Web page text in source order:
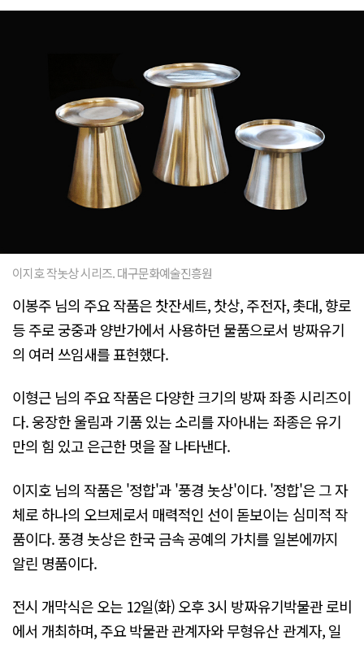
이지호 작놋상 시리즈. 대구문화예술진흥원
이봉주 님의 주요 작품은 찻잔세트, 찻상, 주전자, 촛대, 향로
등 주로 궁중과 양반가에서 사용하던 물품으로서 방짜유기
의 여러 쓰임새를 표현했다.
이형근 님의 주요 작품은 다양한 크기의 방짜 좌종 시리즈이
다. 웅장한 울림과 기품 있는 소리를 자아내는 좌종은 유기
만의 힘 있고 은근한 멋을 잘 나타낸다.
이지호 님의 작품은 '정합'과 '풍경 놋상'이다. '정합'은 그 자
체로 하나의 오브제로서 매력적인 선이 돋보이는 심미적 작
품이다. 풍경 놋상은 한국 금속 공예의 가치를 일본에까지
알린 명품이다.
전시 개막식은 오는 12일(화) 오후 3시 방짜유기박물관 로비
에서 개최하며, 주요 박물관 관계자와 무형유산 관계자, 일